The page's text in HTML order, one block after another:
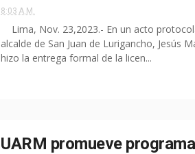
8:03 A.M.
Lima, Nov. 23,2023.- En un acto
alcalde de San Juan de Lurigancho, Jesús
hizo la entrega formal de la licen...
UARM promueve programa